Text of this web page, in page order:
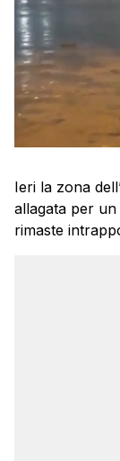
Ieri la zona
allagata per
rimaste